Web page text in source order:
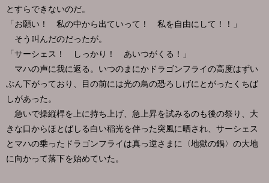
とすらできないのだ。
「お願い！ 私の中から出ていって！ 私を自由にして！！」
そう叫んだのだったが。
「サーシェス！ しっかり！ あいつがくる！」
マハの声に我に返る。いつのまにかドラゴンフライの高度はずい
ぶん下がっており、目の前には光の鳥の恐ろしげにとがったくちば
しがあった。
急いで操縦桿を上に持ち上げ、急上昇を試みるのも後の祭り、大
きな口からほとばしる白い稲光を伴った突風に晒され、サーシェス
とマハの乗ったドラゴンフライは真っ逆さまに〈地獄の鍋〉の大地
に向かって落下を始めていた。